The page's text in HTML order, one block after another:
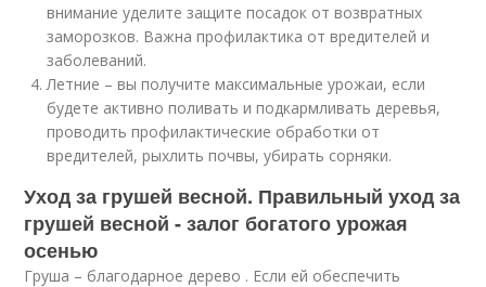
внимание уделите защите посадок от возвратных
заморозков. Важна профилактика от вредителей и
заболеваний.
Летние – вы получите максимальные урожаи, если
будете активно поливать и подкармливать деревья,
проводить профилактические обработки от
вредителей, рыхлить почвы, убирать сорняки.
Уход за грушей весной. Правильный уход за
грушей весной - залог богатого урожая
осенью
Груша – благодарное дерево . Если ей обеспечить